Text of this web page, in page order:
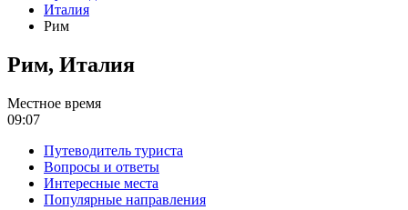
Италия
Рим
Рим, Италия
Местное время
09:07
Путеводитель туриста
Вопросы и ответы
Интересные места
Популярные направления